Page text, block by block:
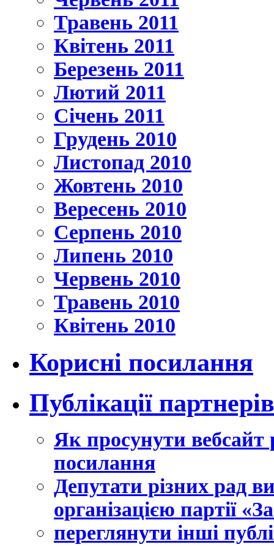
Травень 2011
Квітень 2011
Березень 2011
Лютий 2011
Січень 2011
Грудень 2010
Листопад 2010
Жовтень 2010
Вересень 2010
Серпень 2010
Липень 2010
Червень 2010
Травень 2010
Квітень 2010
Корисні посилання
Публікації партнерів
Як просунути вебсайт
посилання
Депутати різних рад
організацією партії
переглянути інші